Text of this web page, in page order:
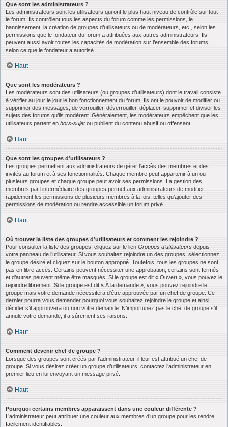
Que sont les administrateurs ?
Les administrateurs sont les utilisateurs qui ont le plus haut niveau de contrôle sur tout
le forum. Ils contrôlent tous les aspects du forum comme les permissions, le
bannissement, la création de groupes d’utilisateurs ou de modérateurs, etc., selon les
permissions que le fondateur du forum a attribuées aux autres administrateurs. Ils
peuvent aussi avoir toutes les capacités de modération sur l’ensemble des forums,
selon ce que le fondateur a autorisé.
Haut
Que sont les modérateurs ?
Les modérateurs sont des utilisateurs (ou groupes d’utilisateurs) dont le travail consiste
à vérifier au jour le jour le bon fonctionnement du forum. Ils ont le pouvoir de modifier ou
supprimer des messages, de verrouiller, déverrouiller, déplacer, supprimer et diviser les
sujets des forums qu’ils modèrent. Généralement, les modérateurs empêchent que les
utilisateurs partent en hors-sujetou publient du contenu abusif ou offensant.
Haut
Que sont les groupes d’utilisateurs ?
Les groupes permettent aux administrateurs de gérer l’accès des membres et des
invités au forum et à ses fonctionnalités. Chaque membre peut appartenir à un ou
plusieurs groupes et chaque groupe peut avoir ses permissions. La gestion des
membres par l’intermédiaire des groupes permet aux administrateurs de modifier
rapidement les permissions de plusieurs membres à la fois, telles qu’ajouter des
permissions de modération ou rendre accessible un forum privé.
Haut
Où trouver la liste des groupes d’utilisateurs et comment les rejoindre ?
Pour consulter la liste des groupes, cliquez sur le lien Groupes d’utilisateurs depuis
votre panneau de l’utilisateur. Si vous souhaitez rejoindre un des groupes, sélectionnez
le groupe désiré et cliquez sur le bouton approprié. Toutefois, tous les groupes ne sont
pas en libre accès. Certains peuvent nécessiter une approbation, certains sont fermés
et d’autres peuvent même être masqués. Si le groupe est dit « Ouvert », vous pouvez le
rejoindre librement. Si le groupe est dit « À la demande », vous pouvez rejoindre le
groupe mais votre demande nécessitera d’être approuvée par un chef de groupe. Ce
dernier pourra vous demander pourquoi vous souhaitez rejoindre le groupe et ainsi
décider s’il approuvera ou non votre demande. N’importunez pas le chef de groupe s’il
annule votre demande, il a sûrement ses raisons.
Haut
Comment devenir chef de groupe ?
Lorsque des groupes sont créés par l’administrateur, il leur est attribué un chef de
groupe. Si vous désirez créer un groupe d’utilisateurs, contactez l’administrateur en
premier lieu en lui envoyant un message privé.
Haut
Pourquoi certains membres apparaissent dans une couleur différente ?
L’administrateur peut attribuer une couleur aux membres d’un groupe pour les rendre
facilement identifiables.